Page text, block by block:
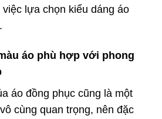
lựa chọn kiểu dáng áo
áo phù hợp với phong
áo đồng phục cũng là một
cùng quan trọng, nên đặc